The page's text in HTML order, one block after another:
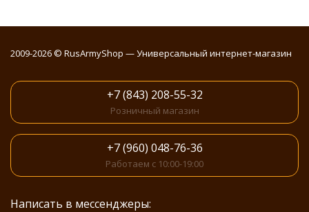
2009-2026 © RusArmyShop — Универсальный интернет-магазин
+7 (843) 208-55-32
Розничный магазин
+7 (960) 048-76-36
Работаем с 10:00-19:00
Написать в мессенджеры: